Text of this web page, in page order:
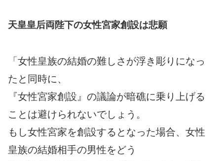
天皇皇后両陛下の女性宮家創設は悲願
「女性皇族の結婚の難しさが浮き彫りになっ
たと同時に、
『女性宮家創設』の議論が暗礁に乗り上げる
ことは避けられないでしょう。
もし女性宮家を創設するとなった場合、女性
皇族の結婚相手の男性をどう